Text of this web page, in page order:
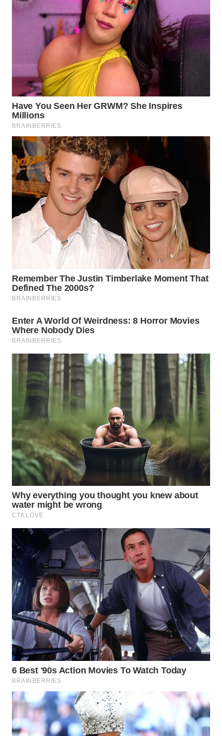
WN
BINTAN
MANDALIKA
WN
LIKUPANG
WN
LABUANBAJO
WN
BORNEO
Wahana
Media
WAHANA
NEWS
TANI
WAHANA
WAHANA
WAHANA
KONSUMEN
WAHANA
LISTRIK
WAHANA
TRAVEL
WAHANA
TV
ID
WAHANANEWS
CO ID
WAHANANEWS
NET
WAHANA
SPORT
WAHANA
UMKM
WAHANA
SELEB